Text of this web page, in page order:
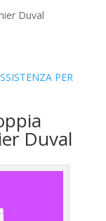
Duval
PER
Duval